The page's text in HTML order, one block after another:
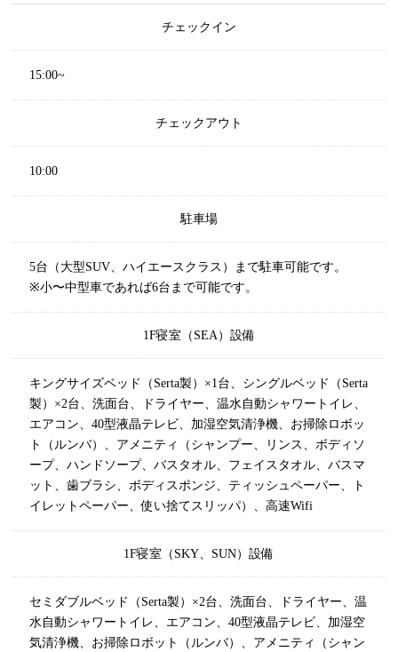
チェックイン
15:00~
チェックアウト
10:00
駐車場
5台（大型SUV、ハイエースクラス）まで駐車可能です。
※小〜中型車であれば6台まで可能です。
1F寝室（SEA） 設備
キングサイズベッド（Serta製）×1台、シングルベッド（Serta
製）×2台、洗面台、ドライヤー、温水自動シャワートイレ、
エアコン、40型液晶テレビ、加湿空気清浄機、お掃除ロボッ
ト（ルンバ）、アメニティ（シャンプー、リンス、ボディソ
ープ、ハンドソープ、バスタオル、フェイスタオル、バスマ
ット、歯ブラシ、ボディスポンジ、ティッシュペーパー、ト
イレットペーパー、使い捨てスリッパ）、高速Wifi
1F寝室（SKY、SUN）設備
セミダブルベッド（Serta製）×2台、洗面台、ドライヤー、温
水自動シャワートイレ、エアコン、40型液晶テレビ、加湿空
気清浄機、お掃除ロボット（ルンバ）、アメニティ（シャン